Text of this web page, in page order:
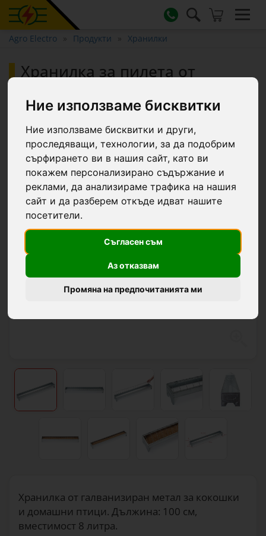
Ние използваме бисквитки
Ние използваме бисквитки и други,
проследяващи, технологии, за да подобрим
сърфирането ви в нашия сайт, като ви
покажем персонализирано съдържание и
реклами, да анализираме трафика на нашия
сайт и да разберем откъде идват нашите
посетители.
Съгласен съм
Аз отказвам
Промяна на предпочитанията ми
Agro Electro Продукти Хранилки
Хранилка за пилета от
Хранилка от галванизиран метал за кокошки
и домашни птици. Дължина: 100 см,
вместимост 8 литра.